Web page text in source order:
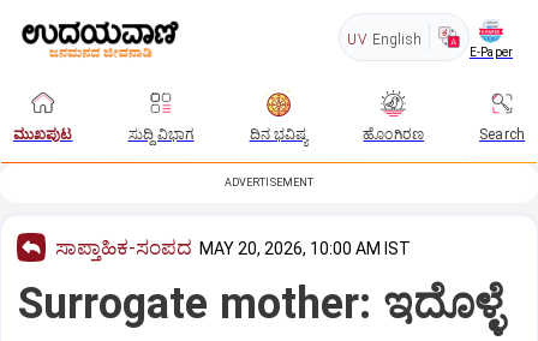
UV English
E-Paper
ಮುಖಪುಟ ಸುದ್ದಿ ವಿಭಾಗ ದಿನ ಭವಿಷ್ಯ ಹೊಂಗಿರಣ Search
ADVERTISEMENT
ಸಾಪ್ತಾಹಿಕ-ಸಂಪದ MAY 20, 2026, 10:00 AM IST
Surrogate mother: ಇದೊಳ್ಳೆ